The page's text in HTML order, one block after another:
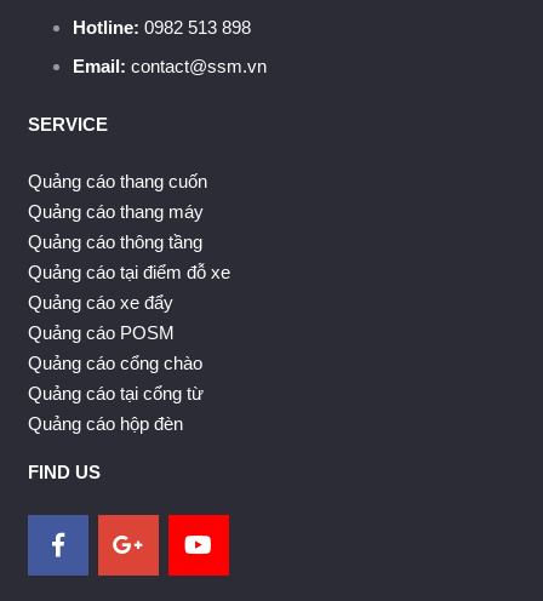
Hotline: 0982 513 898
Email: contact@ssm.vn
SERVICE
Quảng cáo thang cuốn
Quảng cáo thang máy
Quảng cáo thông tầng
Quảng cáo tại điểm đỗ xe
Quảng cáo xe đẩy
Quảng cáo POSM
Quảng cáo cổng chào
Quảng cáo tại cổng từ
Quảng cáo hộp đèn
FIND US